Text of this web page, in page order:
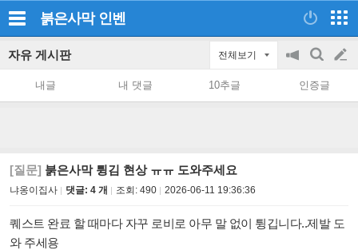
붉은사막 인벤
자유 게시판 전체보기
공
on/off
검
색
글
쓰
내글 내 댓글 10추글 인증글
[질문] 붉은사막 튕김 현상 ㅠㅠ 도와주세요
냐옹이집사 댓글: 4 개 조회: 490 2026-06-11 19:36:36
퀘스트 완료 할 때마다 자꾸 로비로 아무 말 없이 튕깁니다..제발 도
와 주세용